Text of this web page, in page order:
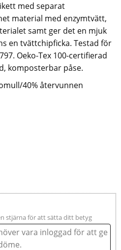
med separat
material med enzymtvätt,
samt ger det en mjuk
en tvättchipficka. Testad för
Oeko-Tex 100-certifierad
komposterbar påse.
40% återvunnen
stjärna för att sätta ditt betyg